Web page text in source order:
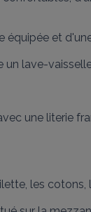
et
lave-
une literie
les cotons,